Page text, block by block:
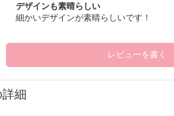
デザインも素晴らしい
細かいデザインが素晴らしいです！
レビューを書く
細